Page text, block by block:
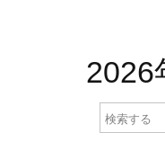
2026